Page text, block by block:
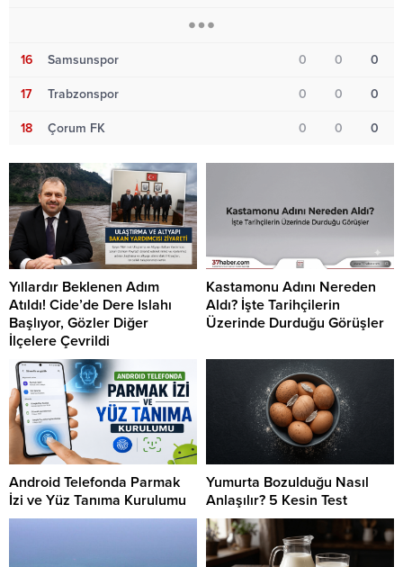
16 Samsunspor 0 0 0
17 Trabzonspor 0 0 0
18 Çorum FK 0 0 0
Yıllardır Beklenen Adım
Atıldı! Cide’de Dere Islahı
Başlıyor, Gözler Diğer
İlçelere Çevrildi
Kastamonu Adını Nereden
Aldı? İşte Tarihçilerin
Üzerinde Durduğu Görüşler
Android Telefonda Parmak
İzi ve Yüz Tanıma Kurulumu
Yumurta Bozulduğu Nasıl
Anlaşılır? 5 Kesin Test